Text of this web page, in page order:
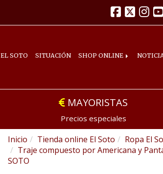
EL SOTO SITUACIÓN SHOP ONLINE
MAYORISTAS
Precios especiales
Inicio Tienda online El Soto Ropa El
Traje compuesto por Americana y
SOTO